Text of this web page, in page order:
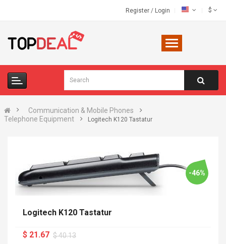
Register / Login $
Communication & Mobile Phones
Telephone Equipment
Logitech K120 Tastatur
-46%
Logitech K120 Tastatur
$ 21.67 $ 40.13